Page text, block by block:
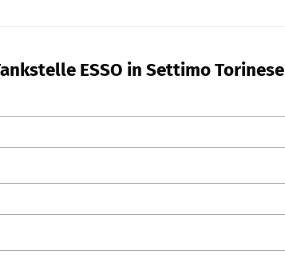
ESSO in Settimo Torinese